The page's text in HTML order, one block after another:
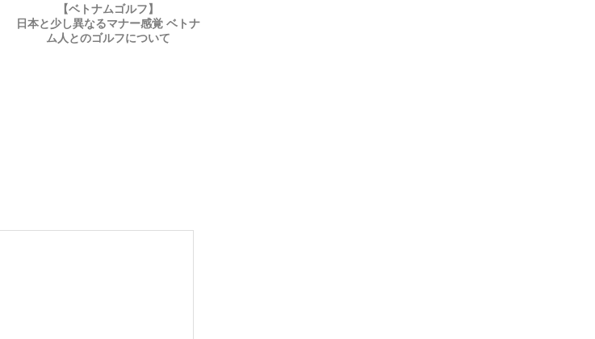
【ベトナムゴルフ】
日本と少し異なるマナー感覚 ベトナ
ム人とのゴルフについて